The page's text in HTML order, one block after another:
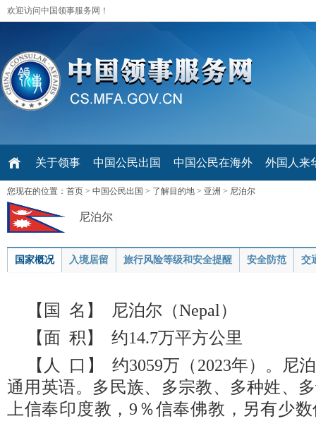
欢迎访问中国领事服务网！
关于领事 中国公民出国 中国公民在海外 外国人来
您现在的位置： 首页 > 中国公民出国 > 了解目的地 > 亚洲 > 尼泊尔
尼泊尔
国家概况 入境居留 旅行风险等级和安全提醒 安全防范 交
【国 名】 尼泊尔（Nepal）
【面 积】 约14.7万平方公里
【人 口】 约3059万（2023年）。尼
通用英语。多民族、多宗教、多种姓、
上信奉印度教，9％信奉佛教，另有少